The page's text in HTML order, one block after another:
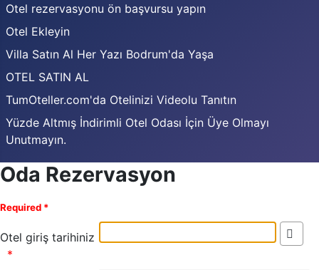
Otel rezervasyonu ön başvursu yapın
Otel Ekleyin
Villa Satın Al Her Yazı Bodrum'da Yaşa
OTEL SATIN AL
TumOteller.com'da Otelinizi Videolu Tanıtın
Yüzde Altmış İndirimli Otel Odası İçin Üye Olmayı
Unutmayın.
Oda Rezervasyon
Required *
Otel giriş tarihiniz